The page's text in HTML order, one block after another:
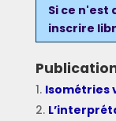
Si ce n'est
inscrire
Isométries